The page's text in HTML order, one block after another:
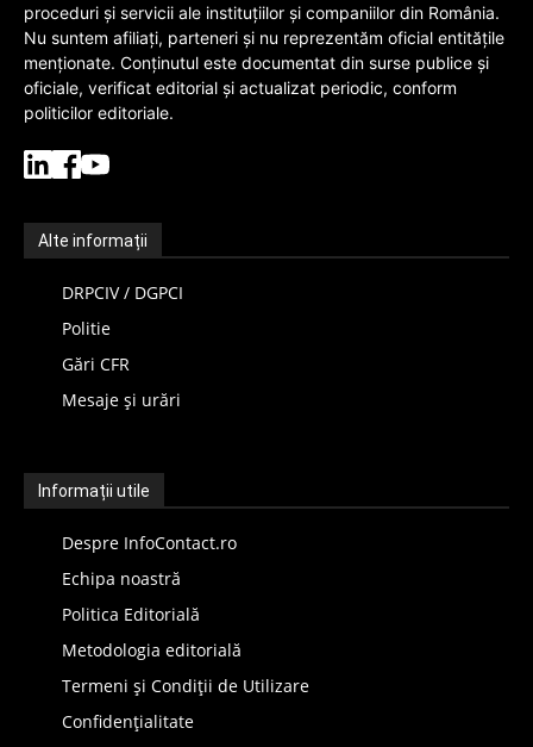
proceduri și servicii ale instituțiilor și companiilor din România.
Nu suntem afiliați, parteneri și nu reprezentăm oficial entitățile
menționate. Conținutul este documentat din surse publice și
oficiale, verificat editorial și actualizat periodic, conform
politicilor editoriale.
Alte informații
DRPCIV / DGPCI
Politie
Gări CFR
Mesaje și urări
Informații utile
Despre InfoContact.ro
Echipa noastră
Politica Editorială
Metodologia editorială
Termeni și Condiții de Utilizare
Confidențialitate